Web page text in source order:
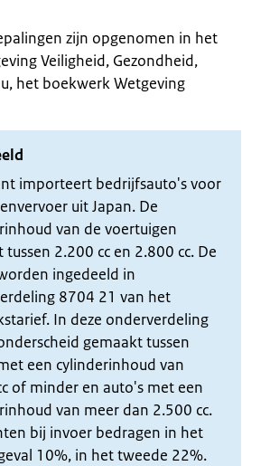
zijn opgenomen in het
Veiligheid, Gezondheid,
het boekwerk Wetgeving
importeert bedrijfsauto's voor
uit Japan. De
van de voertuigen
tussen 2.200 cc en 2.800 cc. De
ingedeeld in
8704 21 van het
In deze onderverdeling
gemaakt tussen
een cylinderinhoud van
of minder en auto's met een
van meer dan 2.500 cc.
bij invoer bedragen in het
10%, in het tweede 22%.